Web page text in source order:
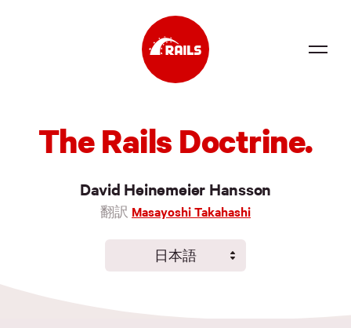
Docs
News
Events
Jobs
The Rails Doctrine.
David Heinemeier Hansson
翻訳 Masayoshi Takahashi
日本語
English